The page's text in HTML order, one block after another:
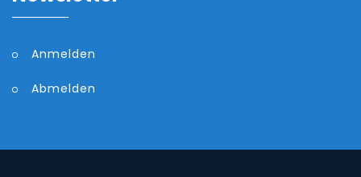
Anmelden
Abmelden